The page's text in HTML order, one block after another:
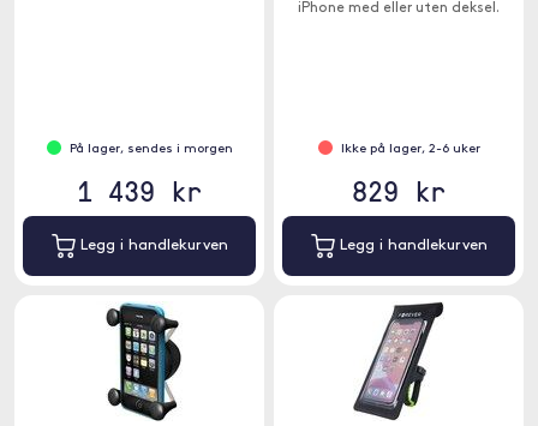
På lager, sendes i morgen
1 439 kr
Legg i handlekurven
iPhone med eller uten deksel.
Ikke på lager, 2-6 uker
829 kr
Legg i handlekurven